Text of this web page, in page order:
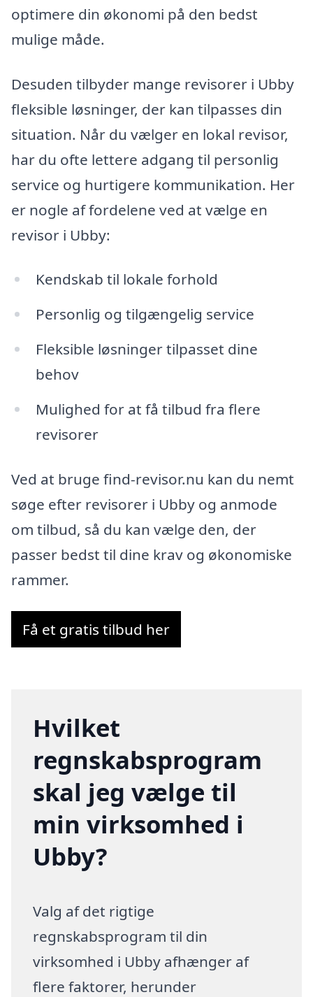
optimere din økonomi på den bedst
mulige måde.
Desuden tilbyder mange revisorer i Ubby
fleksible løsninger, der kan tilpasses din
situation. Når du vælger en lokal revisor,
har du ofte lettere adgang til personlig
service og hurtigere kommunikation. Her
er nogle af fordelene ved at vælge en
revisor i Ubby:
Kendskab til lokale forhold
Personlig og tilgængelig service
Fleksible løsninger tilpasset dine
behov
Mulighed for at få tilbud fra flere
revisorer
Ved at bruge find-revisor.nu kan du nemt
søge efter revisorer i Ubby og anmode
om tilbud, så du kan vælge den, der
passer bedst til dine krav og økonomiske
rammer.
Få et gratis tilbud her
Hvilket
regnskabsprogram
skal jeg vælge til
min virksomhed i
Ubby?
Valg af det rigtige
regnskabsprogram til din
virksomhed i Ubby afhænger af
flere faktorer, herunder